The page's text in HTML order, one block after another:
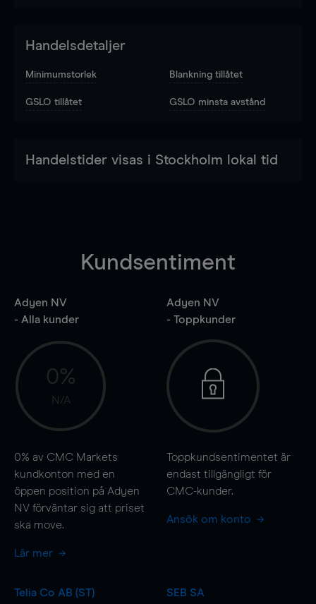
Handelsdetaljer
Minimumstorlek Blankning tillåtet
GSLO tillåtet GSLO minsta avstånd
Handelstider visas i Stockholm lokal tid
Kundsentiment
Adyen NV
- Alla kunder
0%
N/A
0% av CMC Markets
kundkonton med en
öppen position på Adyen
NV förväntar sig att priset
ska move.
Lär mer
Adyen NV
- Toppkunder
Toppkundsentimentet är
endast tillgängligt för
CMC-kunder.
Ansök om konto
Telia Co AB (ST)
SEB SA